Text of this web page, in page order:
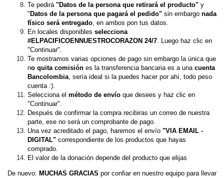
Te pedirá "Datos de la persona que retirará el producto" y
" Datos de la persona que pagará el pedido" sin embargo nada
físico será entregado , en ambos pon tus datos.
En locales disponibles selecciona
#ELPACIFICOENNUESTROCORAZON 24/7 . Luego haz clic en
"Continuar".
Te mostramos varias opciones de pago sin embargo la única que
no quita comisión es la transferencia bancaria es a una cuenta
Bancolombia , sería ideal si la puedes hacer por ahí, todo peso
cuenta :).
Selecciona el método de envío que desees y haz clic en
"Continuar".
Después de confirmar la compra recibiras un correo de nuestra
parte, ese no será un comprobante de pago.
Una vez acreditado el pago, haremos el envío "VIA EMAIL -
DIGITAL" correspondiente de los productos que hayas
comprado.
El valor de la donación depende del producto que elijas
De nuevo: MUCHAS GRACIAS por confiar en nuestro equipo para llevar